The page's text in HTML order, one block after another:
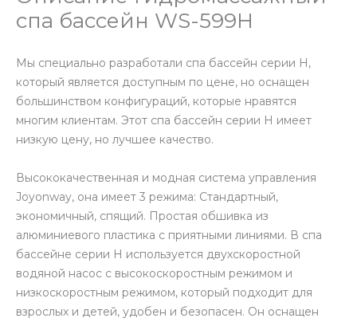
спа бассейн WS-599H
Мы специально разработали спа бассейн серии H,
который является доступным по цене, но оснащен
большинством конфигураций, которые нравятся
многим клиентам. Этот спа бассейн серии H имеет
низкую цену, но лучшее качество.
Высококачественная и модная система управления
Joyonway, она имеет 3 режима: Стандартный,
экономичный, спящий. Простая обшивка из
алюминиевого пластика с приятными линиями. В спа
бассейне серии H используется двухскоростной
водяной насос с высокоскоростным режимом и
низкоскоростным режимом, который подходит для
взрослых и детей, удобен и безопасен. Он оснащен